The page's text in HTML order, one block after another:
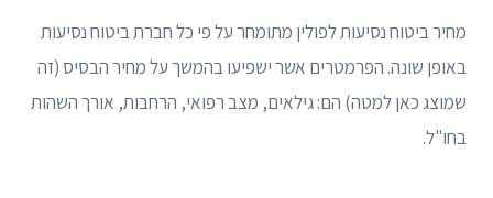
מחיר ביטוח נסיעות לפולין מתומחר על פי כל חברת ביטוח נסיעות
באופן שונה. הפרמטרים אשר ישפיעו בהמשך על מחיר הבסיס (זה
שמוצג כאן למטה) הם: גילאים, מצב רפואי, הרחבות, אורך השהות
בחו"ל.